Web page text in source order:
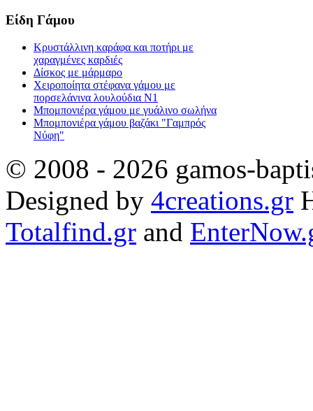
Είδη Γάμου
Κρυστάλλινη καράφα και ποτήρι με
χαραγμένες καρδιές
Δίσκος με μάρμαρο
Χειροποίητα στέφανα γάμου με
πορσελάνινα λουλούδια Ν1
Μπομπονιέρα γάμου με γυάλινο σωλήνα
Μπομπονιέρα γάμου βαζάκι "Γαμπρός
Νύφη"
© 2008 - 2026 gamos-
Designed by 4creations.gr
Totalfind.gr and